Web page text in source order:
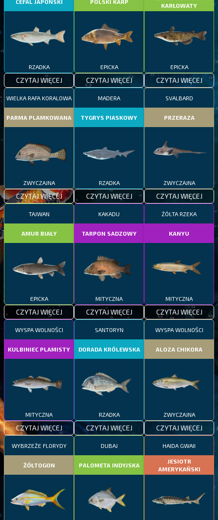
CEFAL JAPOŃSKI
RZADKA
CZYTAJ WIĘCEJ
POLSKI KARP
EPICKA
CZYTAJ WIĘCEJ
KARŁOWATY
EPICKA
CZYTAJ WIĘCEJ
WIELKA RAFA KORALOWA
PARMA PLAMKOWANA
ZWYCZAJNA
CZYTAJ WIĘCEJ
MADERA
TYGRYS PIASKOWY
RZADKA
CZYTAJ WIĘCEJ
SVALBARD
PRZERAZA
ZWYCZAJNA
CZYTAJ WIĘCEJ
TAJWAN
AMUR BIAŁY
EPICKA
CZYTAJ WIĘCEJ
KAKADU
TARPON SADZOWY
MITYCZNA
CZYTAJ WIĘCEJ
ŻÓŁTA RZEKA
KANYU
MITYCZNA
CZYTAJ WIĘCEJ
WYSPA WOLNOŚCI
KULBINIEC PLAMISTY
MITYCZNA
CZYTAJ WIĘCEJ
SANTORYN
DORADA KRÓLEWSKA
RZADKA
CZYTAJ WIĘCEJ
WYSPA WOLNOŚCI
ALOZA CHIKORA
ZWYCZAJNA
CZYTAJ WIĘCEJ
WYBRZEŻE FLORYDY
ŻÓŁTOGON
DUBAJ
PALOMETA INDYJSKA
HAIDA GWAII
JESIOTR
AMERYKAŃSKI